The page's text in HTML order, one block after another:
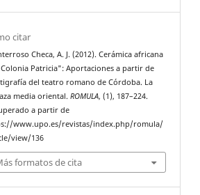
citar
Checa, A. J. (2012). Cerámica africana
Patricia": Aportaciones a partir de
del teatro romano de Córdoba. La
media oriental.ROMULA, (1), 187–224.
a partir de
www.upo.es/revistas/index.php/romula/
view/136
formatos de cita